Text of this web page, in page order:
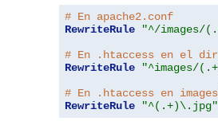
# En apache2.conf
RewriteRule
"^/images/
# En .htaccess en el
RewriteRule
"^images/
# En .htaccess en
RewriteRule
"^(.+)\.jpg"